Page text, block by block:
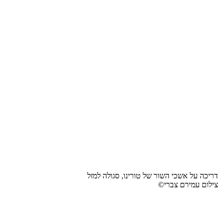
דריכה על אשכי השור של טורינו, סגולה למזל
צילום עמירם צברי©